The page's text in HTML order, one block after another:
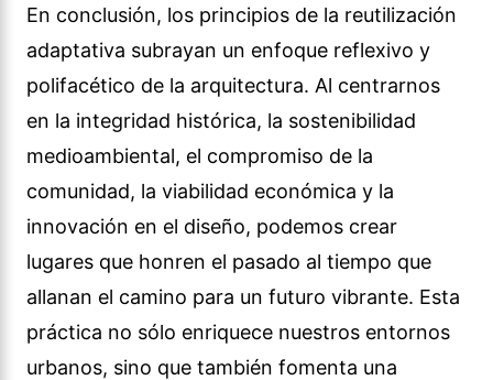
En conclusión, los principios de la reutilización
adaptativa subrayan un enfoque reflexivo y
polifacético de la arquitectura. Al centrarnos
en la integridad histórica, la sostenibilidad
medioambiental, el compromiso de la
comunidad, la viabilidad económica y la
innovación en el diseño, podemos crear
lugares que honren el pasado al tiempo que
allanan el camino para un futuro vibrante. Esta
práctica no sólo enriquece nuestros entornos
urbanos, sino que también fomenta una